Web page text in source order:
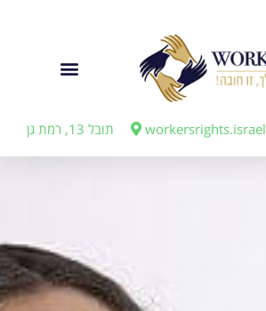
תובל 13, רמת גן